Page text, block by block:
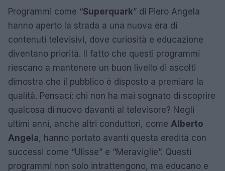
Programmi come “Superquark” di Piero Angela
hanno aperto la strada a una nuova era di
contenuti televisivi, dove curiosità e educazione
diventano priorità. Il fatto che questi programmi
riescano a mantenere un buon livello di ascolti
dimostra che il pubblico è disposto a premiare la
qualità. Pensaci: chi non ha mai sognato di scoprire
qualcosa di nuovo davanti al televisore? Negli
ultimi anni, anche altri conduttori, come Alberto
Angela, hanno portato avanti questa eredità con
successi come “Ulisse” e “Meraviglie”. Questi
programmi non solo intrattengono, ma educano e